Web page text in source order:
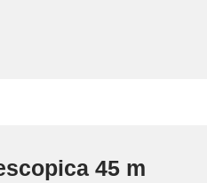
45 m